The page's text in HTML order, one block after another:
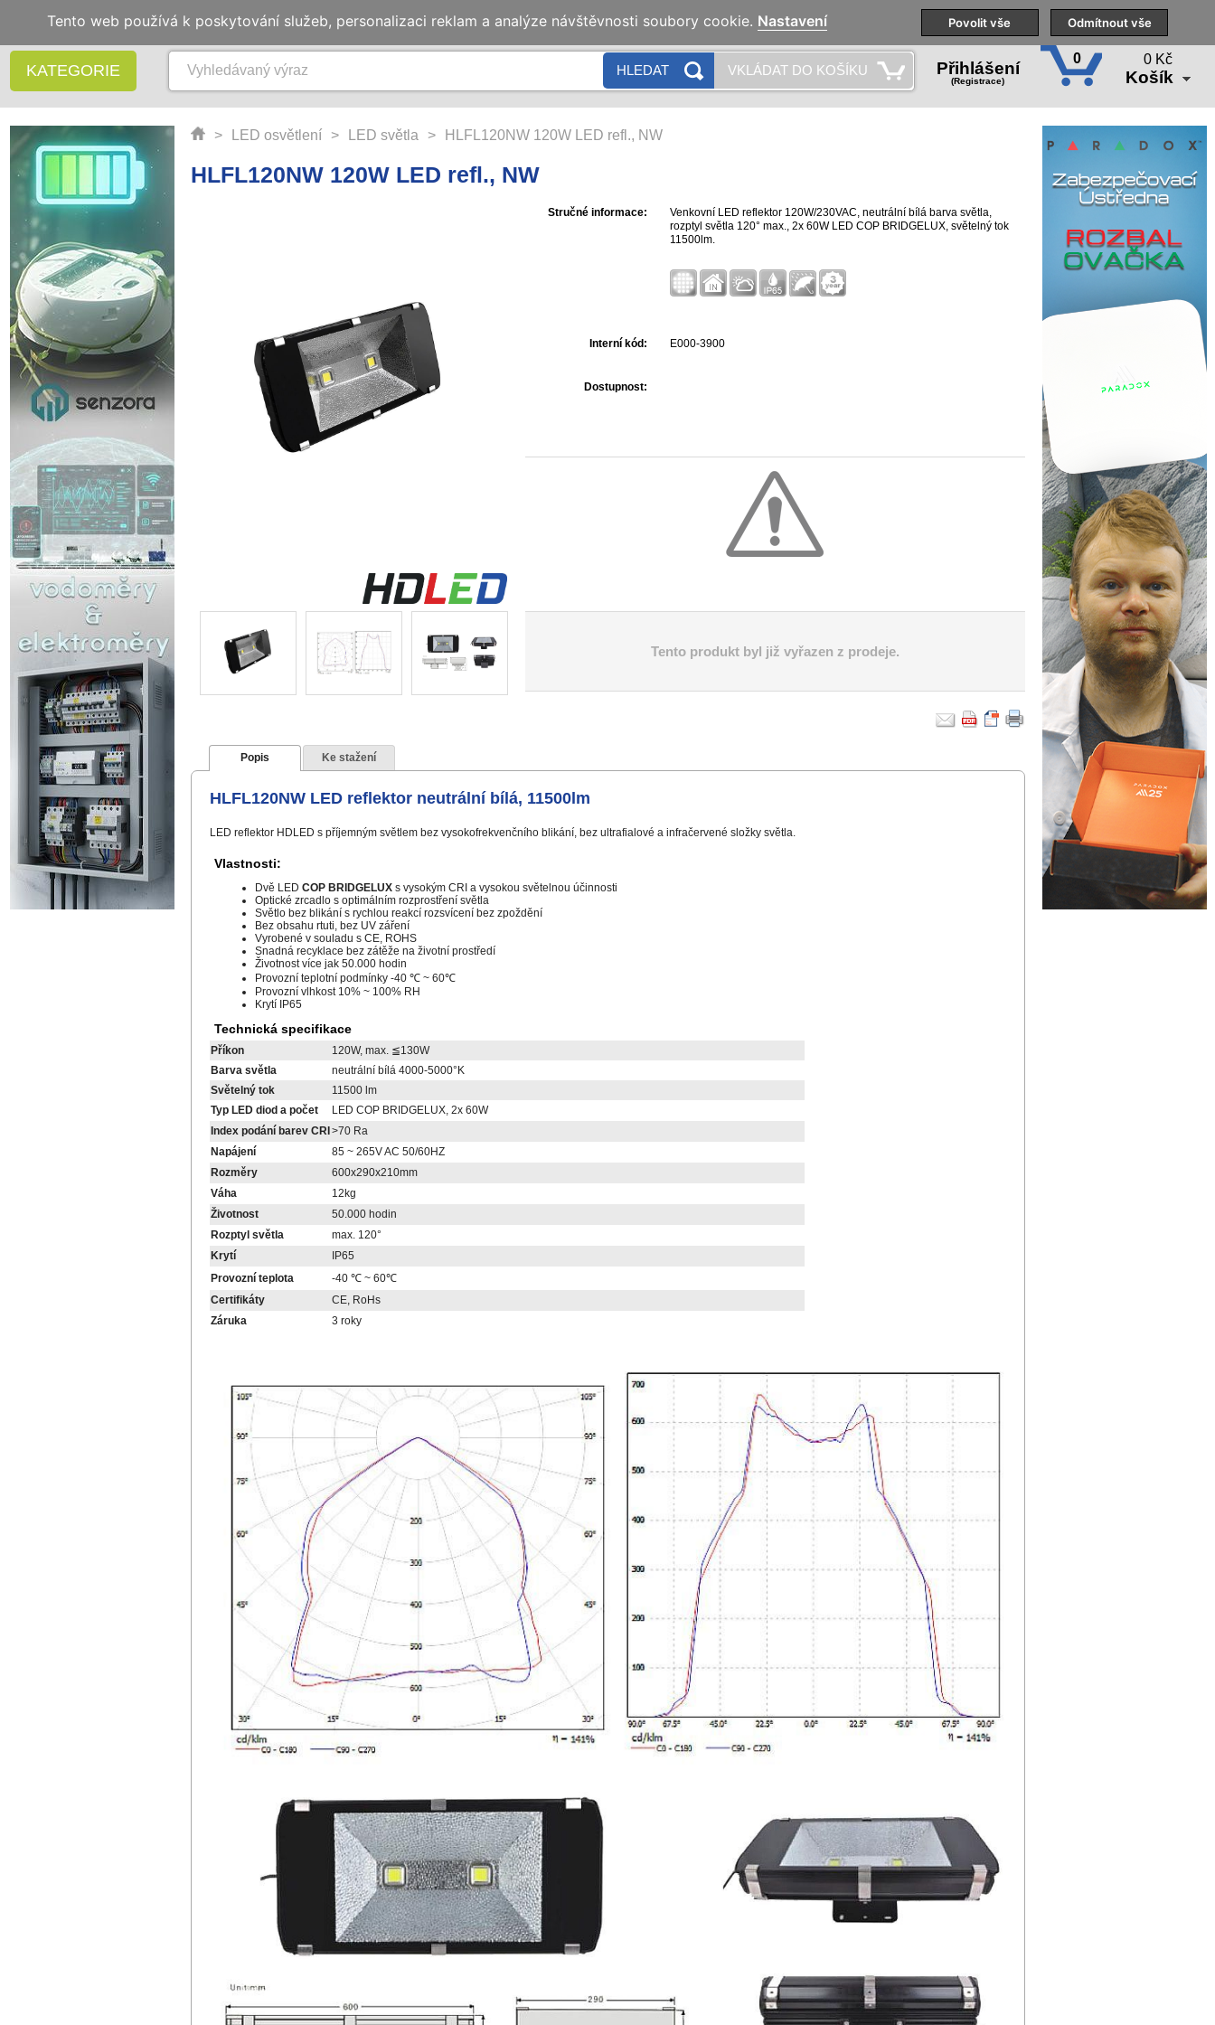
Naše pobočky Technická podpora Školení
KATEGORIE HLEDAT VKLÁDAT DO KOŠÍKU Přihlášení
(Registrace)
0 0 Kč
Košík
> LED osvětlení > LED světla > HLFL120NW 120W LED refl., NW
HLFL120NW 120W LED refl., NW
Stručné informace:
Venkovní LED reflektor 120W/230VAC, neutrální bílá barva světla,
rozptyl světla 120° max., 2x 60W LED COP BRIDGELUX, světelný tok
11500lm.
Interní kód: E000-3900
Dostupnost:
Tento produkt byl již vyřazen z prodeje.
Popis Ke stažení
HLFL120NW LED reflektor neutrální bílá, 11500lm
LED reflektor HDLED s příjemným světlem bez vysokofrekvenčního blikání, bez ultrafialové a infračervené složky světla.
Vlastnosti:
Dvě LED COP BRIDGELUXs vysokým CRI a vysokou světelnou účinnosti
Optické zrcadlo s optimálním rozprostření světla
Světlo bez blikání s rychlou reakcí rozsvícení bez zpoždění
Bez obsahu rtuti, bez UV záření
Vyrobené v souladu s CE, ROHS
Snadná recyklace bez zátěže na životní prostředí
Životnost více jak 50.000 hodin
Provozní teplotní podmínky -40 ℃ ~ 60℃
Provozní vlhkost 10% ~ 100% RH
Krytí IP65
Technická specifikace
Příkon
120W, max. ≦130W
Barva světla
neutrální bílá 4000-5000°K
Světelný tok
11500 lm
Typ LED diod a počet
LED COP BRIDGELUX, 2x 60W
Index podání barev CRI>70 Ra
Napájení
85 ~ 265V AC 50/60HZ
Rozměry
600x290x210mm
Váha
12kg
Životnost
50.000 hodin
Rozptyl světla
max. 120°
Krytí
IP65
Provozní teplota
-40 ℃ ~ 60℃
Certifikáty
CE, RoHs
Záruka
3 roky
Tento web používá k poskytování služeb, personalizaci reklam a analýze návštěvnosti soubory cookie. Nastavení Povolit vše Odmítnout vše